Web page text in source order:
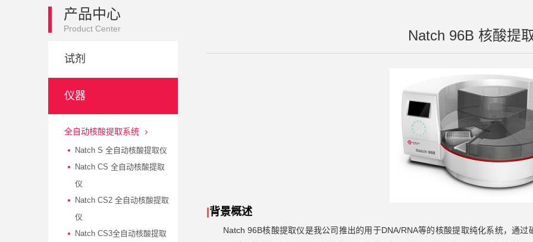
产品中心
Product Center
试剂
仪器
全自动核酸提取系统
Natch S 全自动核酸提取仪
Natch CS 全自动核酸提取
仪
Natch CS2 全自动核酸提取
仪
Natch CS3全自动核酸提取
Natch 96B 核酸提
|背景概述
Natch 96B核酸提取仪是我公司推出的用于DNA/RNA等的核酸提取纯化系统，通过